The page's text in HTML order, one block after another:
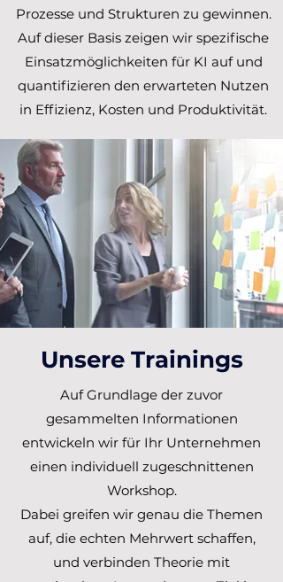
Prozesse und Strukturen zu gewinnen.
Auf dieser Basis zeigen wir spezifische
Einsatzmöglichkeiten für KI auf und
quantifizieren den erwarteten Nutzen
in Effizienz, Kosten und Produktivität.
Unsere Trainings
Auf Grundlage der zuvor
gesammelten Informationen
entwickeln wir für Ihr Unternehmen
einen individuell zugeschnittenen
Workshop.
Dabei greifen wir genau die Themen
auf, die echten Mehrwert schaffen,
und verbinden Theorie mit